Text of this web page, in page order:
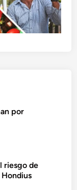
por
riesgo de